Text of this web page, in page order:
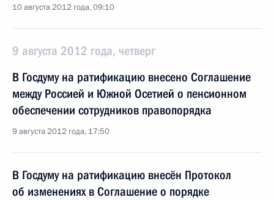
10 августа 2012 года, 09:10
9 августа 2012 года, четверг
В Госдуму на ратификацию внесено Соглашение
между Россией и Южной Осетией о пенсионном
обеспечении сотрудников правопорядка
9 августа 2012 года, 17:50
В Госдуму на ратификацию внесён Протокол
об изменениях в Соглашение о порядке